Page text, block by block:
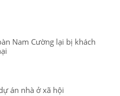
Nam Cường lại bị khách
án nhà ở xã hội